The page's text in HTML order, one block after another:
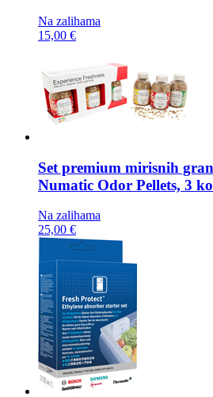
Na zalihama
15,00 €
Set premium mirisnih
Numatic Odor Pellets, 3
Na zalihama
25,00 €